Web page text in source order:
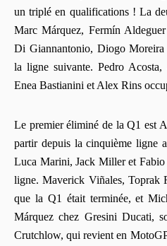
un triplé en qualifications ! La
Marc Márquez, Fermín
Di Giannantonio, Diogo
la ligne suivante. Pedro
Enea Bastianini et Alex Rins
Le premier éliminé de la Q1 est
partir depuis la cinquième ligne
Luca Marini, Jack Miller et Fabio
ligne. Maverick Viñales, Toprak
que la Q1 était terminée, et
Márquez chez Gresini Ducati,
Crutchlow, qui revient en